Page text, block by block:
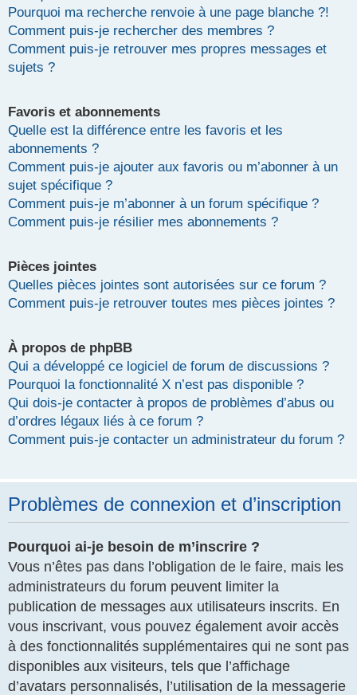
Pourquoi ma recherche renvoie à une page blanche ?!
Comment puis-je rechercher des membres ?
Comment puis-je retrouver mes propres messages et
sujets ?
Favoris et abonnements
Quelle est la différence entre les favoris et les
abonnements ?
Comment puis-je ajouter aux favoris ou m’abonner à un
sujet spécifique ?
Comment puis-je m’abonner à un forum spécifique ?
Comment puis-je résilier mes abonnements ?
Pièces jointes
Quelles pièces jointes sont autorisées sur ce forum ?
Comment puis-je retrouver toutes mes pièces jointes ?
À propos de phpBB
Qui a développé ce logiciel de forum de discussions ?
Pourquoi la fonctionnalité X n’est pas disponible ?
Qui dois-je contacter à propos de problèmes d’abus ou
d’ordres légaux liés à ce forum ?
Comment puis-je contacter un administrateur du forum ?
Problèmes de connexion et d’inscription
Pourquoi ai-je besoin de m’inscrire ?
Vous n’êtes pas dans l’obligation de le faire, mais les
administrateurs du forum peuvent limiter la
publication de messages aux utilisateurs inscrits. En
vous inscrivant, vous pouvez également avoir accès
à des fonctionnalités supplémentaires qui ne sont pas
disponibles aux visiteurs, tels que l’affichage
d’avatars personnalisés, l’utilisation de la messagerie